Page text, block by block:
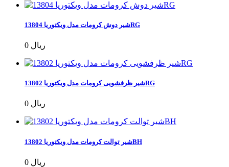
شیر دوش کرومات مدل ویکتوریا 13804RG
0 ریال
شیر ظرفشویی کرومات مدل ویکتوریا 13802RG
0 ریال
شیر توالت کرومات مدل ویکتوریا 13802BH
0 ریال